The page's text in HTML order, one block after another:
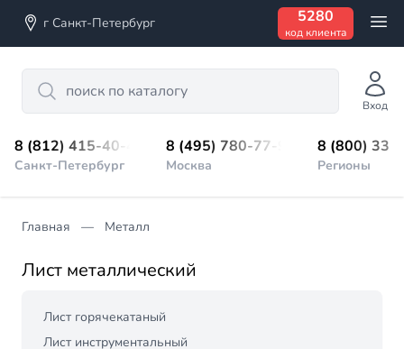
г Санкт-Петербург 5280
код клиента
Search
Вход
8 (812) 415-40-45
Санкт-Петербург
8 (495) 780-77-98
Москва
8 (800)
Регионы
Главная Металл
Лист металлический
Лист горячекатаный
Лист инструментальный